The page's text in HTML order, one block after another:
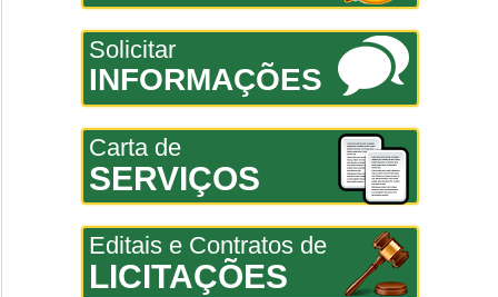
Solicitar
INFORMAÇÕES
Carta de
SERVIÇOS
Editais e Contratos de
LICITAÇÕES